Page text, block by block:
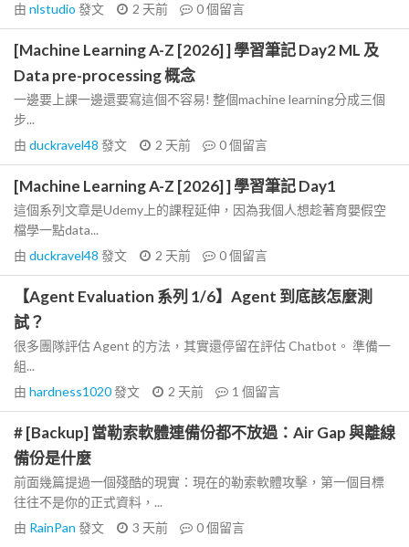
由 nlstudio 發文 2 天前 0個留言
[Machine Learning A-Z [2026] ] 學習筆記 Day2 ML 及
Data pre-processing 概念
一邊要上課一邊還要寫這個不容易! 整個machine learning分成三個
步...
由 duckravel48 發文 2 天前 0個留言
[Machine Learning A-Z [2026] ] 學習筆記 Day1
這個系列文章是Udemy上的課程延伸，因為我個人想趁著育嬰假空
檔學一點data...
由 duckravel48 發文 2 天前 0個留言
【Agent Evaluation 系列 1/6】Agent 到底該怎麼測
試？
很多團隊評估 Agent 的方法，其實還停留在評估 Chatbot。 準備一
組...
由 hardness1020發文 2 天前 1 個留言
# [Backup] 當勒索軟體連備份都不放過：Air Gap 與離線
備份是什麼
前面幾篇提過一個殘酷的現實：現在的勒索軟體攻擊，第一個目標
往往不是你的正式資料，...
由 RainPan 發文 3 天前 0個留言